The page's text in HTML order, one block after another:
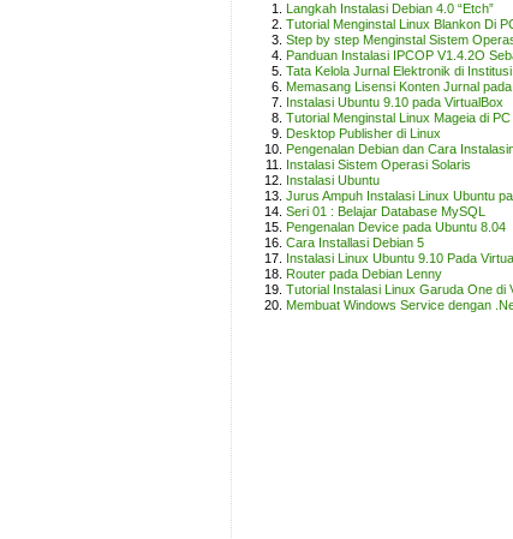
Langkah Instalasi Debian 4.0 “Etch”
Tutorial Menginstal Linux Blankon Di
Step by step Menginstal Sistem
Panduan Instalasi IPCOP V1.4.2O
Tata Kelola Jurnal Elektronik di
Memasang Lisensi Konten Jurnal
Instalasi Ubuntu 9.10 pada VirtualBox
Tutorial Menginstal Linux Mageia di PC
Desktop Publisher di Linux
Pengenalan Debian dan Cara
Instalasi Sistem Operasi Solaris
Instalasi Ubuntu
Jurus Ampuh Instalasi Linux Ubuntu
Seri 01 : Belajar Database MySQL
Pengenalan Device pada Ubuntu 8.04
Cara Installasi Debian 5
Instalasi Linux Ubuntu 9.10 Pada
Router pada Debian Lenny
Tutorial Instalasi Linux Garuda One di
Membuat Windows Service dengan